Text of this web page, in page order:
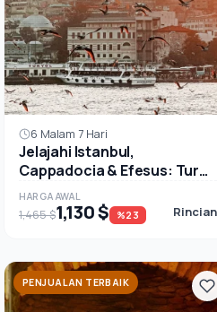
6 Malam 7 Hari
Jelajahi Istanbul,
Cappadocia & Efesus: Tur
Epic 7-Hari di Turki
HARGA AWAL
1,465 $1,130 $ %23 Rincian
PENJUALAN TERBAIK